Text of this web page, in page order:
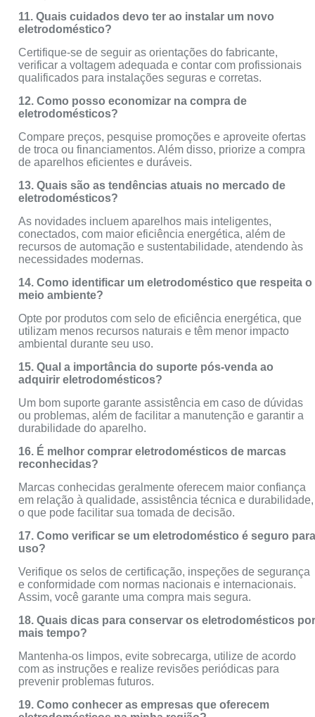
11. Quais cuidados devo ter ao instalar um novo
eletrodoméstico?
Certifique-se de seguir as orientações do fabricante,
verificar a voltagem adequada e contar com profissionais
qualificados para instalações seguras e corretas.
12. Como posso economizar na compra de
eletrodomésticos?
Compare preços, pesquise promoções e aproveite ofertas
de troca ou financiamentos. Além disso, priorize a compra
de aparelhos eficientes e duráveis.
13. Quais são as tendências atuais no mercado de
eletrodomésticos?
As novidades incluem aparelhos mais inteligentes,
conectados, com maior eficiência energética, além de
recursos de automação e sustentabilidade, atendendo às
necessidades modernas.
14. Como identificar um eletrodoméstico que respeita o
meio ambiente?
Opte por produtos com selo de eficiência energética, que
utilizam menos recursos naturais e têm menor impacto
ambiental durante seu uso.
15. Qual a importância do suporte pós-venda ao
adquirir eletrodomésticos?
Um bom suporte garante assistência em caso de dúvidas
ou problemas, além de facilitar a manutenção e garantir a
durabilidade do aparelho.
16. É melhor comprar eletrodomésticos de marcas
reconhecidas?
Marcas conhecidas geralmente oferecem maior confiança
em relação à qualidade, assistência técnica e durabilidade,
o que pode facilitar sua tomada de decisão.
17. Como verificar se um eletrodoméstico é seguro
uso?
Verifique os selos de certificação, inspeções de segurança
e conformidade com normas nacionais e internacionais.
Assim, você garante uma compra mais segura.
18. Quais dicas para conservar os eletrodomésticos
mais tempo?
Mantenha-os limpos, evite sobrecarga, utilize de acordo
com as instruções e realize revisões periódicas para
prevenir problemas futuros.
19. Como conhecer as empresas que oferecem